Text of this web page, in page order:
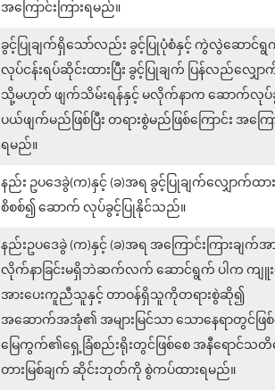
အကြောင်းကြားရမည်။
ခွင့်ပြုချက်ရှိသော်လည်း ခွင့်ပြုပုံစံနှင့် ကွဲလွဲဆောင်ရွ
လုပ်ငန်းရပ်ဆိုင်းထားပြီး ခွင့်ပြုချက် ပြန်လည်လျှော
သို့မဟုတ် ဖျက်သိမ်းရန်နှင့် မလိုက်နာက ဆောက်လုပ်
ပယ်ဖျက်မည်ဖြစ်ပြီး တရားစွဲမည်ဖြစ်ကြောင်း အကြော
ရမည်။
နည်း ဥပဒေခွဲ(က)နှင့် (ခ)အရ ခွင့်ပြုချက်လျှောက်ထာ
စိစစ်၍ ဆောက် လုပ်ခွင့်ပြုနိုင်သည်။
နည်းဥပဒေခွဲ (က)နှင့် (ခ)အရ အကြောင်းကြားချက်အ
လိုက်နာခြင်းမရှိဘဲဆက်လက် ဆောင်ရွက် ပါက ကျူ
အားပေးကူညီသူနှင့် တာဝန်ရှိသူကိုတရားစွဲဆို၍
အဆောက်အအုံ၏ အများမြင်သာ သောနေရာတွင်ဖြစ်
မြေကွက်၏ရှေ့ခြံစည်းရိုးတွင်ဖြစ်စေ အနီရောင်သတိ
တားမြစ်ချက် ဆိုင်းဘုတ်ကို စွဲကပ်ထားရမည်။